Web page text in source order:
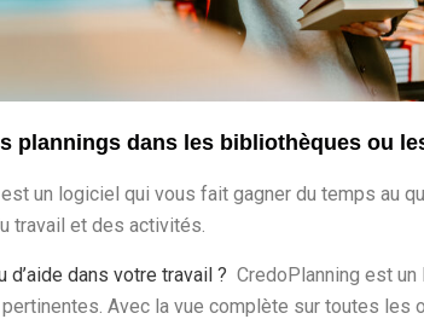
plannings dans les bibliothèques ou
est un logiciel qui vous fait gagner du temps au
travail et des activités
d’aide dans votre travail ? CredoPlanning est un
Avec la vue complète sur toutes les